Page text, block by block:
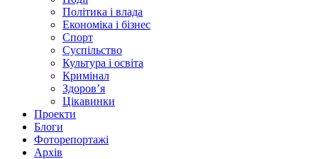
Політика і влада
Економіка і бізнес
Спорт
Суспільство
Культура і освіта
Кримінал
Здоров’я
Цікавинки
Проекти
Блоги
Фоторепортажі
Архів